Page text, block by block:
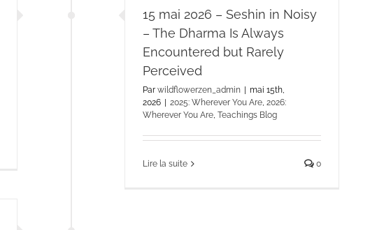
15 mai 2026 – Seshin in Noisy
– The Dharma Is Always
Encountered but Rarely
Perceived
Parwildflowerzen_admin
mai 15th,
2026
2025: Wherever You Are,2026:
Wherever You Are,Teachings Blog
Lire la suite 0